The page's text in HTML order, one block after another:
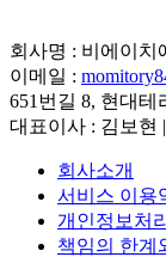
회사명 : 비에이치
이메일 :
651번길 8, 현대테
대표이사 : 김보현
회사소개
서비스 이용
개인정보처
책임의 한계